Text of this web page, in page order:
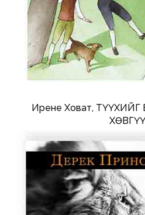
Ирене Ховат,